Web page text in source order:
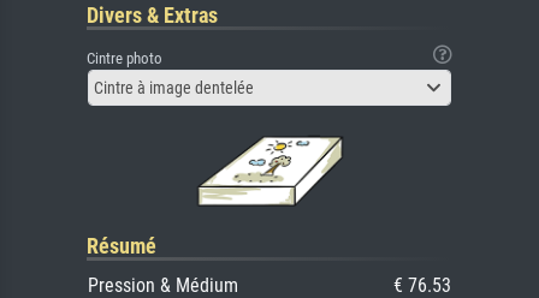
Divers & Extras
Cintre photo
Cintre à image dentelée
Résumé
Pression & Médium
€ 76.53